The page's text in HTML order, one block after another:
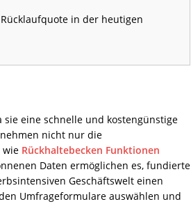
in der heutigen
eine schnelle und kostengünstige
nicht nur die
wie Rückhaltebecken Funktionen
Daten ermöglichen es, fundierte
Geschäftswelt einen
Umfrageformulare auswählen und